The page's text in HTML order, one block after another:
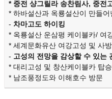
* 중전 샹그릴라 송찬림사, 중전
* 하바설산과 옥룡설산이 만들
- 차마고도 하이킹
* 옥룡설산 운삼평 케이블카/ 여
* 세계문화유산 여강고성 및 사
- 고성의 전망을 감상할 수 있는
* 대리고성 및 창산케이블카 탑승
* 남조풍정도와 이해호수 방문